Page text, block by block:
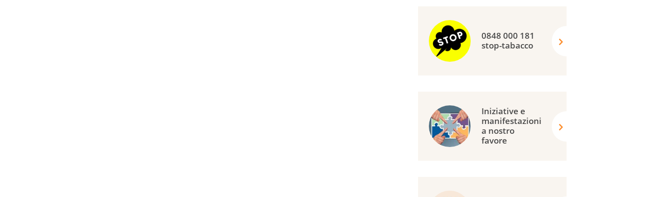
0848 000 181
stop-tabacco
Iniziative e
manifestazioni
a nostro
favore